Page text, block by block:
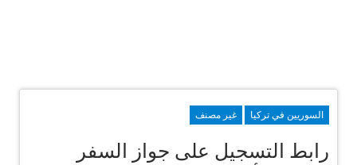
السوريين في تركيا غير مصنف
رابط التسجيل على جواز السفر